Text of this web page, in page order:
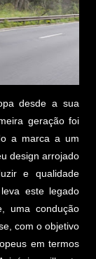
desde a sua
geração foi
a marca a um
design arrojado
e qualidade
este legado
uma condução
com o objetivo
em termos